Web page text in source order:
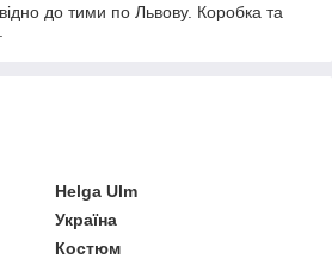
до тими по Львову. Коробка та
Helga Ulm
Україна
Костюм